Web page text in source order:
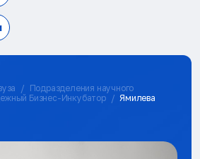
Подразделения научного
Бизнес-Инкубатор
Ямилева